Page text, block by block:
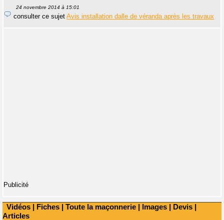
Vidéos | Fiches | Toute la maçonnerie | Images | Devis |
Articles
24 novembre 2014 à 15:01
consulter ce sujet Avis installation dalle de véranda après les travaux
Publicité